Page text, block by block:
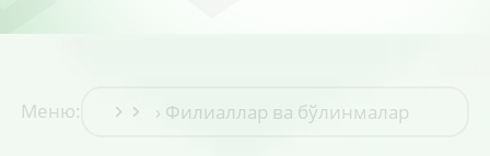
Меню: